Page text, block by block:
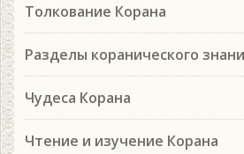
Толкование Корана
Разделы коранического
Чудеса Корана
Чтение и изучение Корана